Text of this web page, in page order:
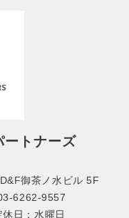
ートナーズ
御茶ノ水ビル 5F
6262-9557
日：水曜日